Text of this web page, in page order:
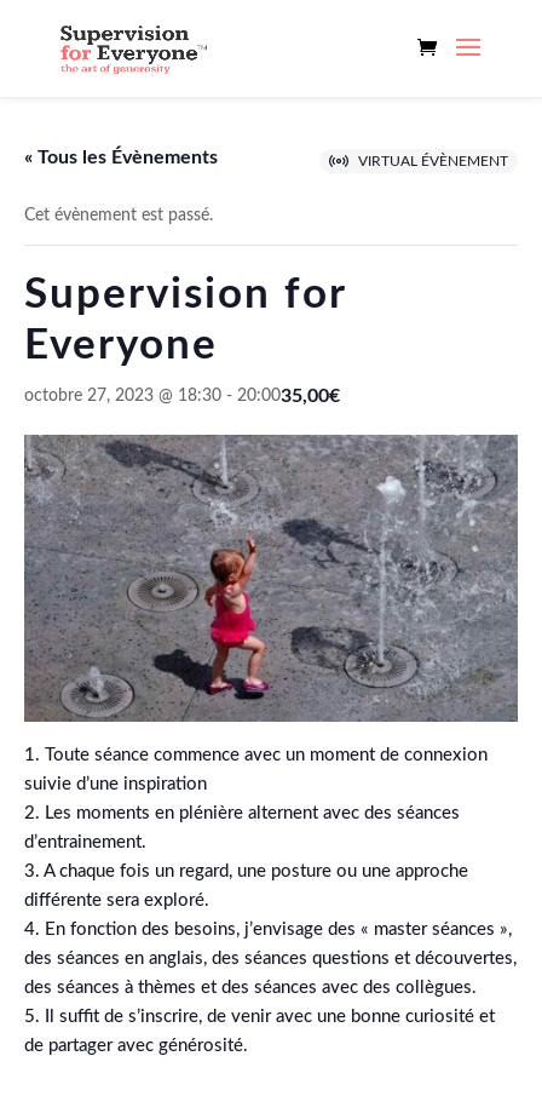
« Tous les Évènements VIRTUAL ÉVÈNEMENT
Cet évènement est passé.
Supervision for
Everyone
octobre 27, 2023 @ 18:30 - 20:0035,00€
1. Toute séance commence avec un moment de connexion
suivie d’une inspiration
2. Les moments en plénière alternent avec des séances
d’entrainement.
3. A chaque fois un regard, une posture ou une approche
différente sera exploré.
4. En fonction des besoins, j’envisage des « master séances »,
des séances en anglais, des séances questions et découvertes,
des séances à thèmes et des séances avec des collègues.
5. Il suffit de s’inscrire, de venir avec une bonne curiosité et
de partager avec générosité.